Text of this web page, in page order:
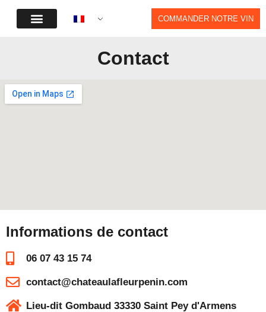
COMMANDER NOTRE VIN
Contact
Informations de contact
06 07 43 15 74
contact@chateaulafleurpenin.com
Lieu-dit Gombaud 33330 Saint Pey d'Armens